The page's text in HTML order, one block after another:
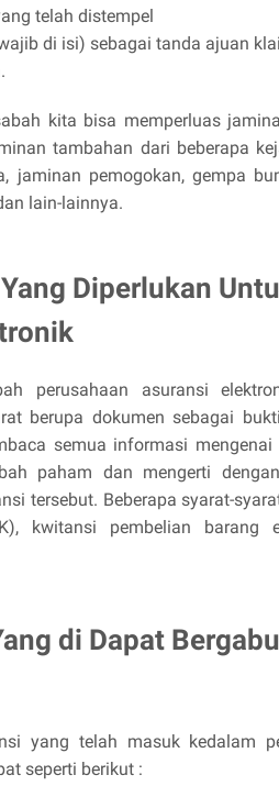
telah distempel
di isi) sebagai tanda ajuan
kita bisa memperluas
tambahan dari beberapa
jaminan pemogokan, gempa
lain-lainnya.
Diperlukan
perusahaan asuransi
berupa dokumen sebagai
semua informasi
paham dan mengerti
tersebut. Beberapa syarat-
kwitansi pembelian barang
di Dapat
yang telah masuk kedalam
seperti berikut :